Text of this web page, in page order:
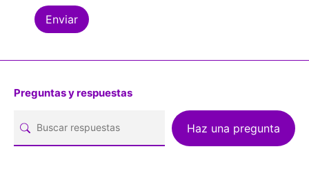
Preguntas y respuestas
Haz una pregunta